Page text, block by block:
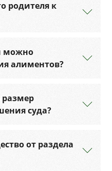
родителя к
можно
алиментов?
суда?
от раздела